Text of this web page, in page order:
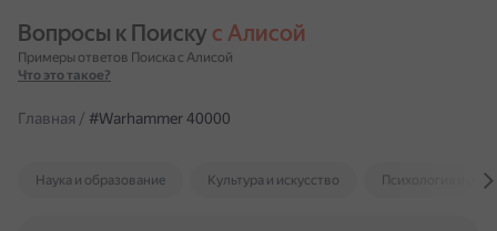
Вопросы к Поиску с Алисой
Примеры ответов Поиска с Алисой
Что это такое?
Главная / #Warhammer 40000
Наука и образование Культура и искусство Психология и